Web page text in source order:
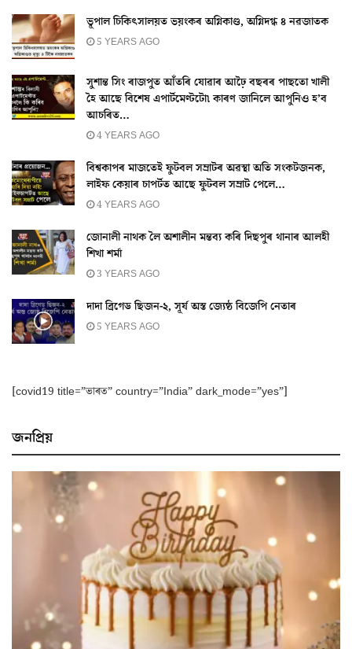
ভূপাল চিকিৎসালয়ত ভয়ংকৰ অগ্নিকাণ্ড, অগ্নিদগ্ধ ৪ নৱজাতক
5 YEARS AGO
সুশান্ত সিং ৰাজপুত আঁতৰি যোৱাৰ আঢ়ৈ বছৰৰ পাছতো খালী
হৈ আছে বিশেষ এপাৰ্টমেণ্টটো৷ কাৰণ জানিলে আপুনিও হ’ব
আচৰিত…
4 YEARS AGO
বিশ্বকাপৰ মাজতেই ফুটবল সম্ৰাটৰ অৱস্থা অতি সংকটজনক,
লাইফ কেয়াৰ চাপৰ্টত আছে ফুটবল সম্ৰাট পেলে…
4 YEARS AGO
জোনালী নাথক লৈ অশালীন মন্তব্য কৰি দিছপুৰ থানাৰ আলহী
শিখা শর্মা
3 YEARS AGO
দাদা ব্ৰিগেড ছিজন-২, সূর্য অস্ত জ্যেষ্ঠ বিজেপি নেতাৰ
5 YEARS AGO
[covid19 title=”ভাৰত” country=”India” dark_mode=”yes”]
জনপ্ৰিয়